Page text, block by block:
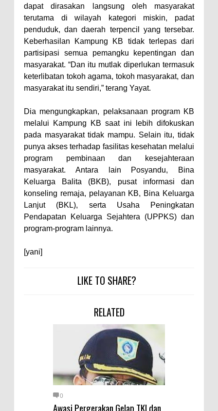
Polsek Bolo Bongkar Peredaran
Sabu di Tambe, 2 Pria
Diamankan Bersama 23 Poket
Sabu Siap Edar
SIGAPUAN dan Ikhtiar Kota Bima
Menjemput Korban Kekerasan
dapat dirasakan langsung oleh masyarakat
terutama di wilayah kategori miskin, padat
penduduk, dan daerah terpencil yang tersebar.
Keberhasilan Kampung KB tidak terlepas dari
partisipasi semua pemangku kepentingan dan
masyarakat. “Dan itu mutlak diperlukan termasuk
keterlibatan tokoh agama, tokoh masyarakat, dan
masyarakat itu sendiri,” terang Yayat.
Dia mengungkapkan, pelaksanaan program KB
melalui Kampung KB saat ini lebih difokuskan
pada masyarakat tidak mampu. Selain itu, tidak
punya akses terhadap fasilitas kesehatan melalui
program pembinaan dan kesejahteraan
masyarakat. Antara lain Posyandu, Bina
Keluarga Balita (BKB), pusat informasi dan
konseling remaja, pelayanan KB, Bina Keluarga
Lanjut (BKL), serta Usaha Peningkatan
Pendapatan Keluarga Sejahtera (UPPKS) dan
program-program lainnya.
[yani]
LIKE TO SHARE?
RELATED
0
Awasi Pergerakan Gelap TKI dan